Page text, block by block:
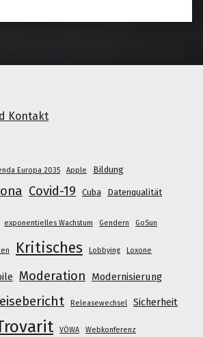
Kontakt
Europa 2035 Apple Bildung
Covid-19 Cuba Datenqualität
exponentielles Wachstum Gendern GoSun
Kritisches Lobbying Loxone
Moderation Modernisierung
Releasewechsel Sicherheit
VÖWA Webkonferenz